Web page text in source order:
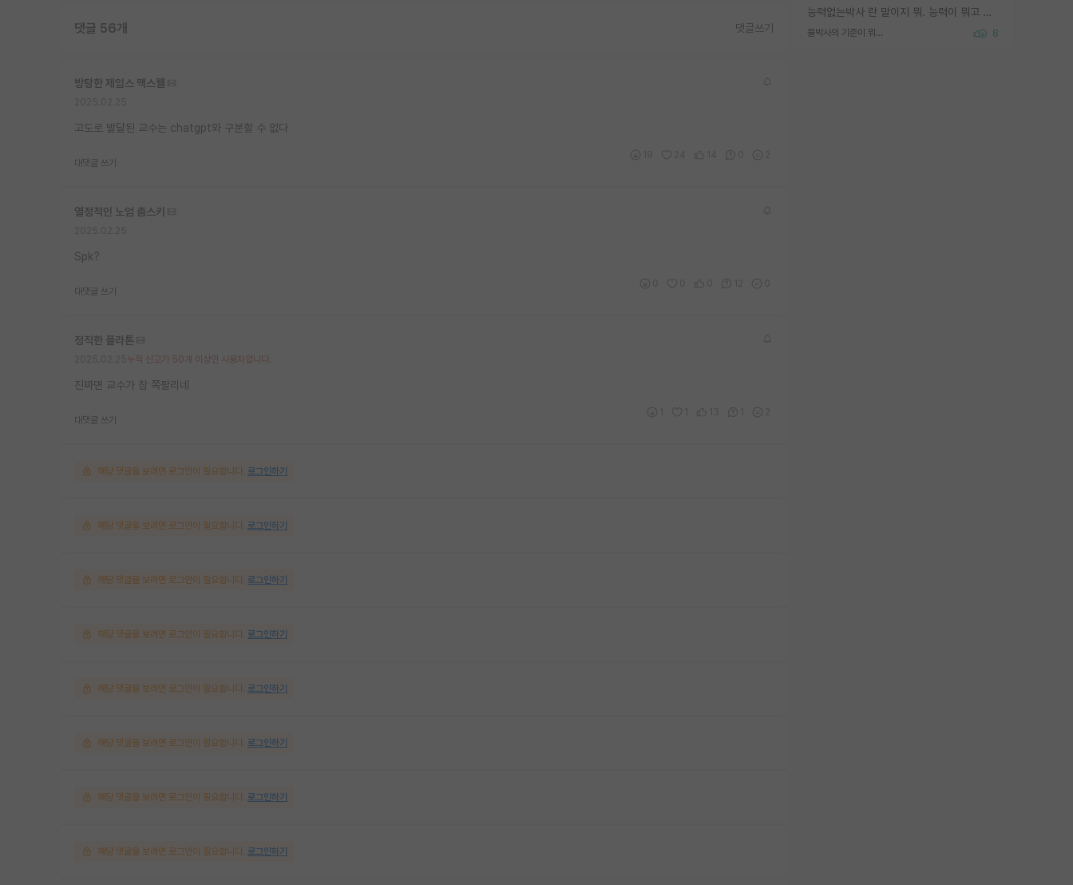
능력없는박사 란 말이지 뭐. 능력이 뭐고 능력이 있다는게 뭔지는 사람마다 기준이 다르니까 얘기해봐야 서로 자기 기준만 얘기해서 논쟁이 끝이 안나고. 주위에서 능력있고 야심있는 신입생이 교수가 유의미한 피드백을 아예 안주면서 제대로된 과제에 참여해볼 기회도 제공하지 않고 잡일 뺑뺑이만 돌려서 맨날 단순작업만 하면서 밤새다가 눈빛이 점점 죽어가는걸 본 사람은 물박사는 교수탓이라고 하고, 교수는 이것저것 알려도 주고 기회도 주고 사수 동기 붙여주면서 어떻게든 끌고가려고 하는데 본인이 매일 뺀질거리면서 출근 하는둥마는둥 하다가 기껏 와서도 폰이나 쳐다보다가 실험 망치고 저녁약속있어서 먼저 가볼게요~ 하는걸 본 사람은 물박사는 본인탓이라고 함.
물박사의 기준이 뭐임? 8
댓글 56개 댓글쓰기
방탕한 제임스 맥스웰
고도로 발달된 교수는 chatgpt와 구분할 수 없다
대댓글 쓰기
열정적인 노엄 촘스키
Spk?
대댓글 쓰기
정직한 플라톤
누적 신고가 50개 이상인 사용자입니다.
진짜면 교수가 참 쪽팔리네
대댓글 쓰기
해당 댓글을 보려면 로그인이 필요합니다. 로그인하기
해당 댓글을 보려면 로그인이 필요합니다. 로그인하기
해당 댓글을 보려면 로그인이 필요합니다. 로그인하기
해당 댓글을 보려면 로그인이 필요합니다. 로그인하기
해당 댓글을 보려면 로그인이 필요합니다. 로그인하기
해당 댓글을 보려면 로그인이 필요합니다. 로그인하기
해당 댓글을 보려면 로그인이 필요합니다. 로그인하기
해당 댓글을 보려면 로그인이 필요합니다. 로그인하기